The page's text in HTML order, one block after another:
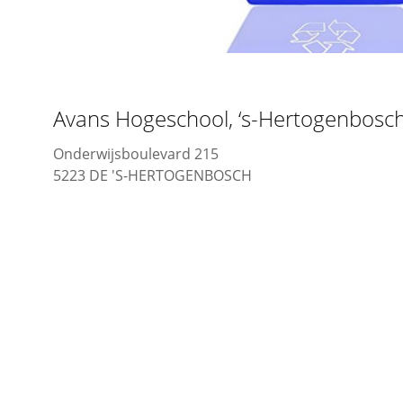
Avans Hogeschool, ‘s-
Onderwijsboulevard 215
5223 DE 'S-HERTOGENBOSCH